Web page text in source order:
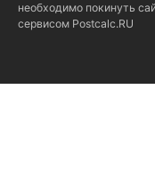
необходимо покинуть
сервисом Postcalc.RU